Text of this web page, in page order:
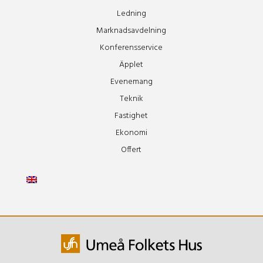
Ledning
Marknadsavdelning
Konferensservice
Äpplet
Evenemang
Teknik
Fastighet
Ekonomi
Offert